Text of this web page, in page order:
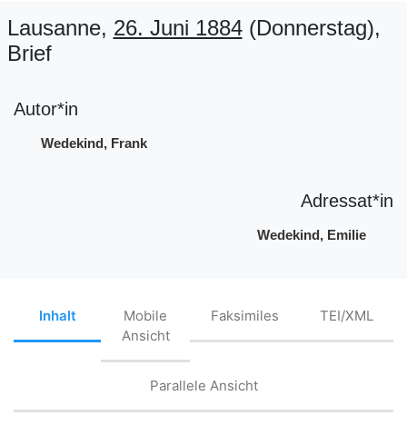
Lausanne, 26. Juni 1884(Donnerstag),
Brief
Autor*in
Wedekind, Frank
Adressat*in
Wedekind, Emilie
Inhalt
Mobile
Ansicht
Faksimiles TEI/XML
Parallele Ansicht